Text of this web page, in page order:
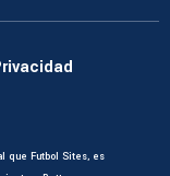
que Futbol Sites, es